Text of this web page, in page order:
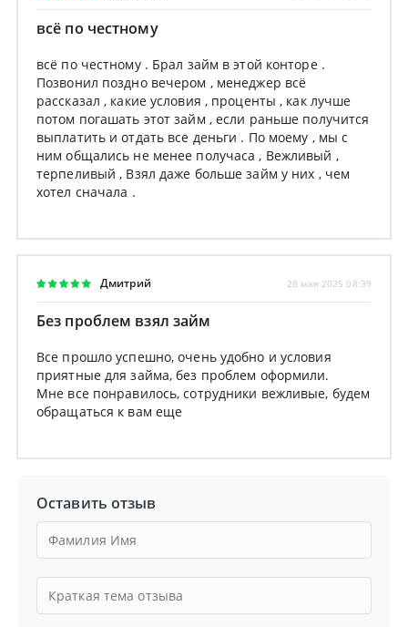
всё по честному
всё по честному . Брал займ в этой конторе .
Позвонил поздно вечером , менеджер всё
рассказал , какие условия , проценты , как лучше
потом погашать этот займ , если раньше получится
выплатить и отдать все деньги . По моему , мы с
ним общались не менее получаса , Вежливый ,
терпеливый , Взял даже больше займ у них , чем
хотел сначала .
Дмитрий 28 мая 2025 08:39
Без проблем взял займ
Все прошло успешно, очень удобно и условия
приятные для займа, без проблем оформили.
Мне все понравилось, сотрудники вежливые, будем
обращаться к вам еще
Оставить отзыв